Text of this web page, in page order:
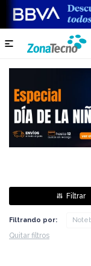

Filtrando por:
Quitar filtros